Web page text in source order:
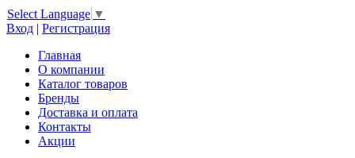
Select Language ▼
Вход | Регистрация
Главная
О компании
Каталог товаров
Бренды
Доставка и оплата
Контакты
Акции